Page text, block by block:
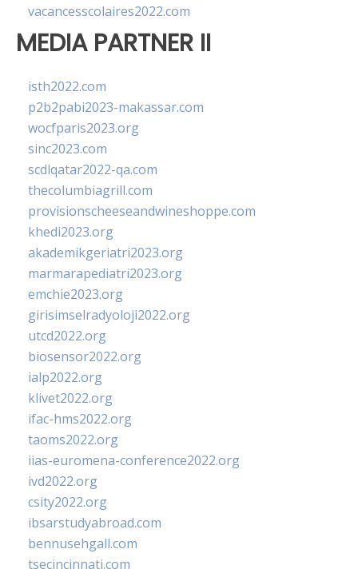
vacancesscolaires2022.com
MEDIA PARTNER II
isth2022.com
p2b2pabi2023-makassar.com
wocfparis2023.org
sinc2023.com
scdlqatar2022-qa.com
thecolumbiagrill.com
provisionscheeseandwineshoppe.com
khedi2023.org
akademikgeriatri2023.org
marmarapediatri2023.org
emchie2023.org
girisimselradyoloji2022.org
utcd2022.org
biosensor2022.org
ialp2022.org
klivet2022.org
ifac-hms2022.org
taoms2022.org
iias-euromena-conference2022.org
ivd2022.org
csity2022.org
ibsarstudyabroad.com
bennusehgall.com
tsecincinnati.com